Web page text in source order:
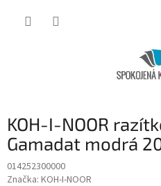
KOH-I-NOOR
Gamadat modrá
014252300000
Značka: KOH-I-NOOR